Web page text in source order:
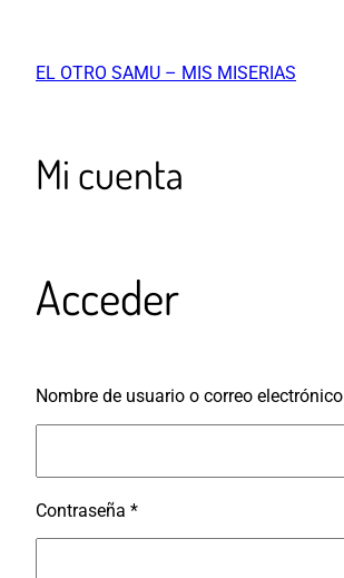
contenido
EL OTRO SAMU – MIS MISERIAS
Mi cuenta
Acceder
Nombre de usuario o correo electrónico
Contraseña *Obligatorio